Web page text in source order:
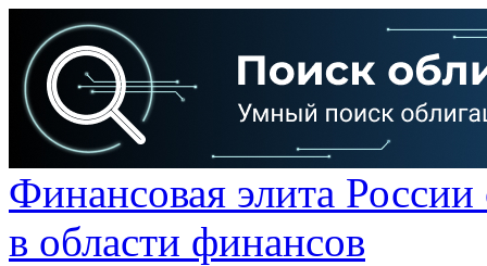
Финансовая элита
в области финансов